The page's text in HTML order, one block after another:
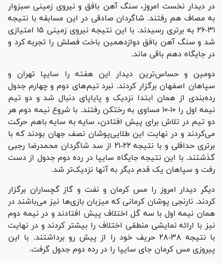
در دیدار نخست امروز، سنگ آهن بافق و نیروی زمینی سبزوار
به مصاف هم رفتند. شاگردان صادقی در این مسابقه با نتیجه
۳۱-۲۶ به برتری رسیدند. با این نتیجه نیروی زمینی ۱۵ امتیازی
شد و سنگ آهن بافق دوازدهمین باخت فصلش را تجربه کرد و
در جایگاه دهم باقی ماند.
دومین و حساس‌ترین دیدار این هفته را سایپا تهران و
سپاهان اصفهان برگزار کردند. نبرد تیم‌های دوم و چهارم جدول
رده‌بندی از همان ابتدا نزدیک و پایاپای دنبال شد و دو تیم
نیمه اول را ۱۰-۱۰ مساوی به رختکن رفتند. با شروع نیمه دوم هر
دو تیم در تلاش برای پیش افتادن، سایه به سایه باهم حرکت
می‌کردند و در نهایت این طلایی‌پوشان نصف جهان بودند که با
برتری حداقلی و با نتیجه ۲۲-۲۱ از سد شاگردان محمدرضا رجبی
گذشتند. با این نتیجه جایگاه سایپا در رده دوم جدول از دست
رفت و سپاهان یک قدم دیگر به آنها نزدیک‌تر شد.
دیگر دیدار امروز را مس کرمان و نفت و گاز گچساران برگزار
کردند. نارنجی پوشان کرمانی که میزبان بازی‌ها نیز می‌باشند در
همان نیمه اول با سه گل اختلاف پیش افتادند و در نیمه دوم
نیز با ارائه نمایشی منطقی اختلاف را بیشتر کردند و در نهایت
با نتیجه ۳۸-۲۸ حریف خود را از پیش رو برداشتند. با این
پیروزی مس کرمان جای سایپا را در رده دوم جدول گرفت.